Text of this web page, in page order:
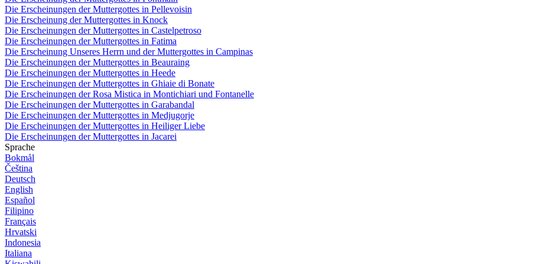
Die Erscheinungen der Muttergottes in Pellevoisin
Die Erscheinung der Muttergottes in Knock
Die Erscheinungen der Muttergottes in Castelpetroso
Die Erscheinungen der Muttergottes in Fatima
Die Erscheinung Unseres Herrn und der Muttergottes in Campinas
Die Erscheinungen der Muttergottes in Beauraing
Die Erscheinungen der Muttergottes in Heede
Die Erscheinungen der Muttergottes in Ghiaie di Bonate
Die Erscheinungen der Rosa Mistica in Montichiari und Fontanelle
Die Erscheinungen der Muttergottes in Garabandal
Die Erscheinungen der Muttergottes in Medjugorje
Die Erscheinungen der Muttergottes in Heiliger Liebe
Die Erscheinungen der Muttergottes in Jacarei
Sprache
Bokmål
Čeština
Deutsch
English
Español
Filipino
Français
Hrvatski
Indonesia
Italiana